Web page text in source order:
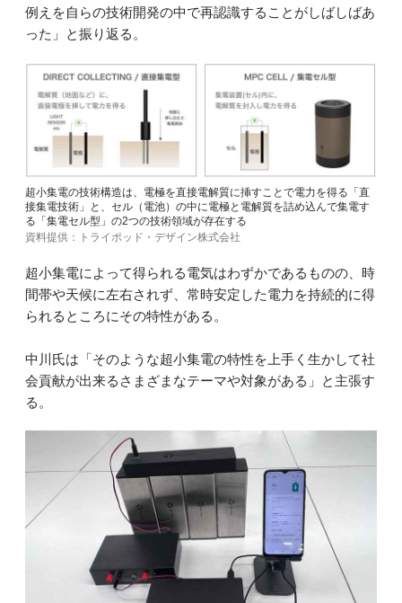
例えを自らの技術開発の中で再認識することがしばしばあ
った」と振り返る。
超小集電の技術構造は、電極を直接電解質に挿すことで電力を得る「直
接集電技術」と、セル（電池）の中に電極と電解質を詰め込んで集電す
る「集電セル型」の2つの技術領域が存在する
資料提供：トライポッド・デザイン株式会社
超小集電によって得られる電気はわずかであるものの、時
間帯や天候に左右されず、常時安定した電力を持続的に得
られるところにその特性がある。
中川氏は「そのような超小集電の特性を上手く生かして社
会貢献が出来るさまざまなテーマや対象がある」と主張す
る。